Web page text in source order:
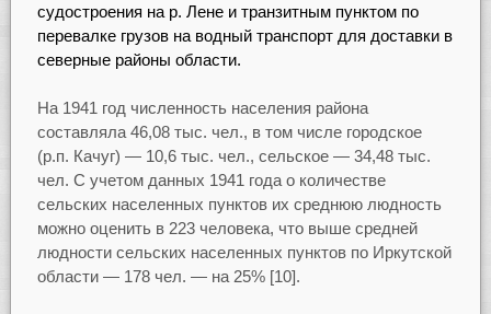
судостроения на р. Лене и транзитным пунктом по
перевалке грузов на водный транспорт для доставки в
северные районы области.
На 1941 год численность населения района
составляла 46,08 тыс. чел., в том числе городское
(р.п. Качуг) — 10,6 тыс. чел., сельское — 34,48 тыс.
чел. С учетом данных 1941 года о количестве
сельских населенных пунктов их среднюю людность
можно оценить в 223 человека, что выше средней
людности сельских населенных пунктов по Иркутской
области — 178 чел. — на 25% [10].